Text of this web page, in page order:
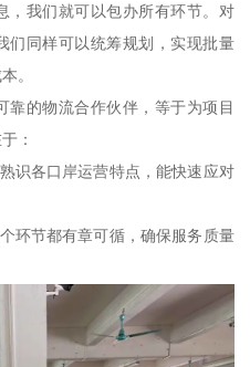
，我们就可以包办所有环节。对
们同样可以统筹规划，实现批量
。
靠的物流合作伙伴，等于为项目
：
识各口岸运营特点，能快速应对
环节都有章可循，确保服务质量